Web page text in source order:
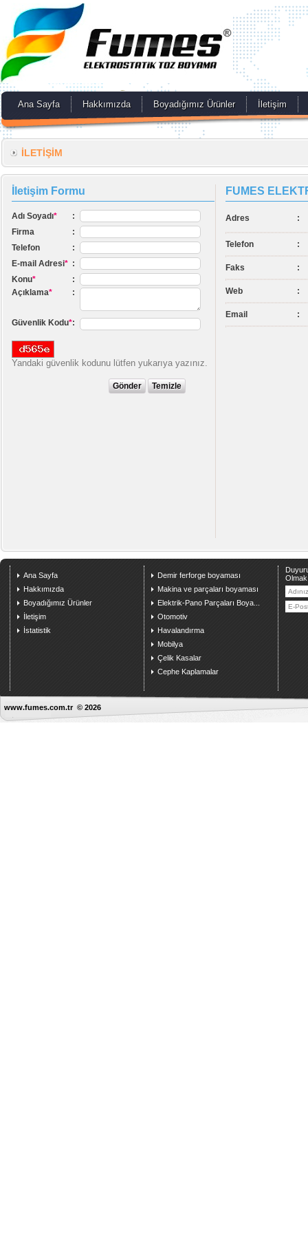
Ana Sayfa Hakkımızda Boyadığımız Ürünler İletişim
İLETİŞİM
İletişim Formu
Adı Soyadı*
:
Firma
:
Telefon
:
E-mail Adresi* :
Konu*
:
Açıklama* :
Güvenlik Kodu*:
Yandaki güvenlik kodunu lütfen yukarıya yazınız.
FUMES
Adres :
Telefon :
Faks :
Web :
Email :
Ana Sayfa
Hakkımızda
Boyadığımız Ürünler
İletişim
İstatistik
Demir ferforge boyaması
Makina ve parçaları boyaması
Elektrik-Pano Parçaları Boya...
Otomotiv
Havalandırma
Mobilya
Çelik Kasalar
Cephe Kaplamalar
www.fumes.com.tr © 2026